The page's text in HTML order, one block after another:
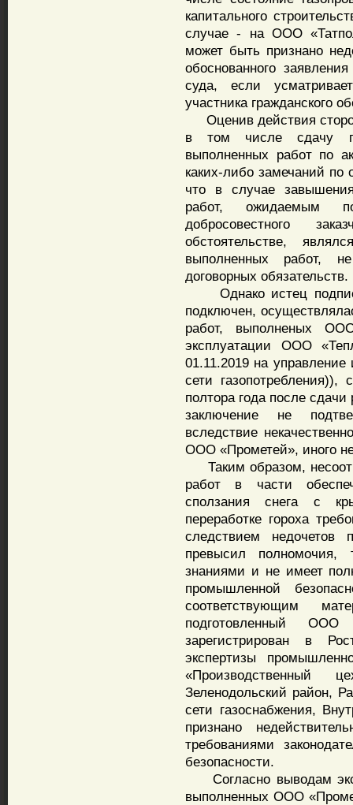
капитального
случае - на ООО
может быть признано
обоснованного
суда, если
участника гражданского
Оценив действия
в том числе сдачу
выполненных работ по
каких-либо замечаний по
что в случае
работ, ожидаемым
добросовестного
обстоятельстве,
выполненных работ,
договорных обязательств.
Однако истец
подключен,
работ, выполненых
эксплуатации ООО
01.11.2019 на
сети газопотребления)),
полтора года после сдачи
заключение не
вследствие
ООО «Прометей», иного
Таким образом,
работ в части
сползания снега с
переработке гороха
следствием недочетов
превысил полномочия,
знаниями и не имеет
промышленной
соответствующим
подготовленный ООО
зарегистрирован в
экспертизы
«Производственный
Зеленодольский район,
сети газоснабжения,
признано
требованиями
безопасности.
Согласно выводам
выполненных ООО